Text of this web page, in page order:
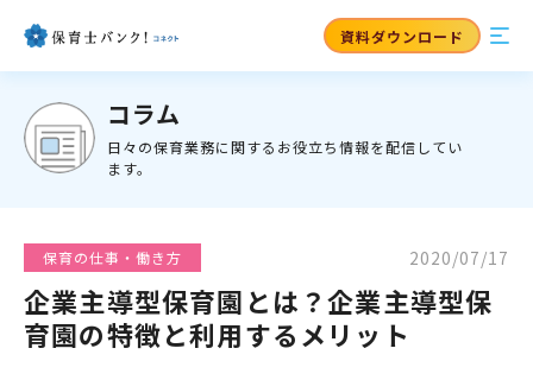
資料ダウンロード
コラム
日々の保育業務に関するお役立ち情報を配信してい
ます。
保育の仕事・働き方 2020/07/17
企業主導型保育園とは？企業主導型保
育園の特徴と利用するメリット